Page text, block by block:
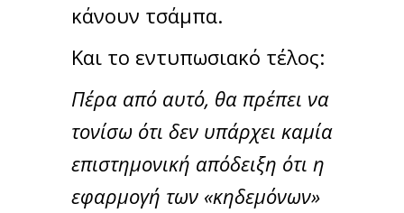
κάνουν τσάμπα.
Και το εντυπωσιακό τέλος:
Πέρα από αυτό, θα πρέπει να
τονίσω ότι δεν υπάρχει καμία
επιστημονική απόδειξη ότι η
εφαρμογή των «κηδεμόνων»